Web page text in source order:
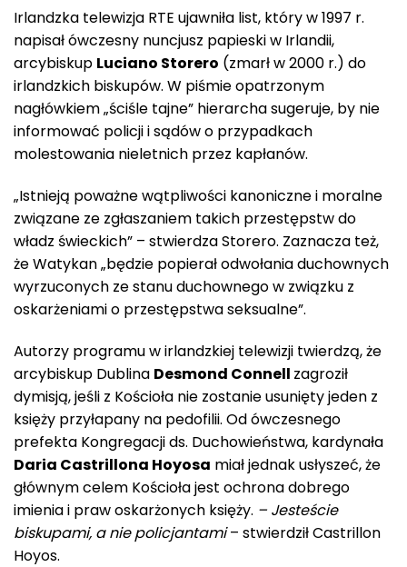
Irlandzka telewizja RTE ujawniła list, który w 1997 r.
napisał ówczesny nuncjusz papieski w Irlandii,
arcybiskup Luciano Storero (zmarł w 2000 r.) do
irlandzkich biskupów. W piśmie opatrzonym
nagłówkiem „ściśle tajne” hierarcha sugeruje, by nie
informować policji i sądów o przypadkach
molestowania nieletnich przez kapłanów.
„Istnieją poważne wątpliwości kanoniczne i moralne
związane ze zgłaszaniem takich przestępstw do
władz świeckich” – stwierdza Storero. Zaznacza też,
że Watykan „będzie popierał odwołania duchownych
wyrzuconych ze stanu duchownego w związku z
oskarżeniami o przestępstwa seksualne”.
Autorzy programu w irlandzkiej telewizji twierdzą, że
arcybiskup Dublina Desmond Connell zagroził
dymisją, jeśli z Kościoła nie zostanie usunięty jeden z
księży przyłapany na pedofilii. Od ówczesnego
prefekta Kongregacji ds. Duchowieństwa, kardynała
Daria Castrillona Hoyosa miał jednak usłyszeć, że
głównym celem Kościoła jest ochrona dobrego
imienia i praw oskarżonych księży. – Jesteście
biskupami, a nie policjantami– stwierdził Castrillon
Hoyos.